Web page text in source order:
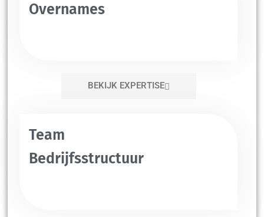
Overnames
BEKIJK EXPERTISE
Team
Bedrijfsstructuur